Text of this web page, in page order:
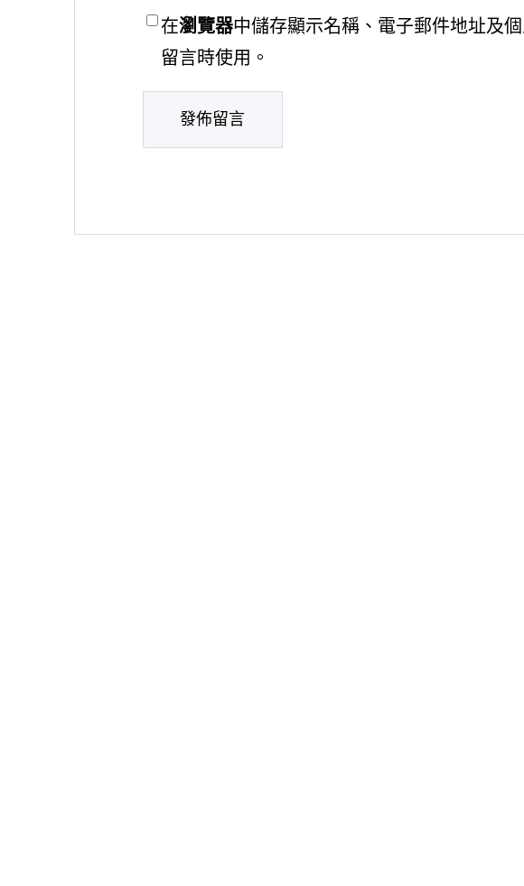
在瀏覽器中儲存顯示名稱、電子郵件地址及
留言時使用。